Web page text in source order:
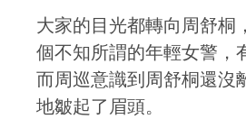
大家的目光都轉向周舒桐
個不知所謂的年輕女警，
而周巡意識到周舒桐還沒
地皺起了眉頭。